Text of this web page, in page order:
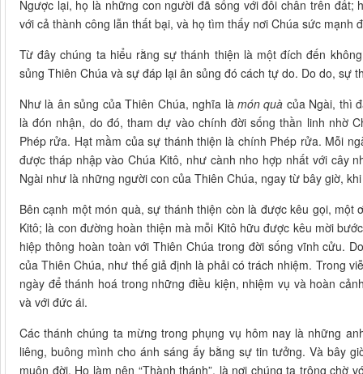
Ngược lại, họ là những con người đã sống với đôi chân trên
với cả thành công lẫn thất bại, và họ tìm thấy nơi Chúa sức mạnh
Từ đây chúng ta hiểu rằng sự thánh thiện là một đích đến
sủng Thiên Chúa và sự đáp lại ân sủng đó cách tự do. Do do, sự
Như là ân sủng của Thiên Chúa, nghĩa là món quà của Ngài, thì
là đón nhận, do đó, tham dự vào chính đời sống thần linh nhờ
Phép rửa. Hạt mầm của sự thánh thiện là chính Phép rửa. Mỗi
được tháp nhập vào Chúa Kitô, như cành nho hợp nhất với cây
Ngài như là những người con của Thiên Chúa, ngay từ bây giờ,
Bên cạnh một món quà, sự thánh thiện còn là được kêu gọi,
Kitô; là con đường hoàn thiện mà mỗi Kitô hữu được kêu mời
hiệp thông hoàn toàn với Thiên Chúa trong đời sống vĩnh cửu.
của Thiên Chúa, như thế giả định là phải có trách nhiệm. Trong
ngày để thánh hoá trong những điều kiện, nhiệm vụ và hoàn
và với đức ái.
Các thánh chúng ta mừng trong phụng vụ hôm nay là những
liêng, buông mình cho ánh sáng ấy bằng sự tin tưởng. Và bây
muôn đời. Họ làm nên “Thành thánh”, là nơi chúng ta trông chờ